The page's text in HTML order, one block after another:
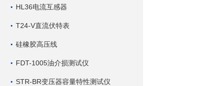
HL36电流互感器
T24-V直流伏特表
硅橡胶高压线
FDT-1005油介损测试仪
STR-BR变压器容量特性测试仪